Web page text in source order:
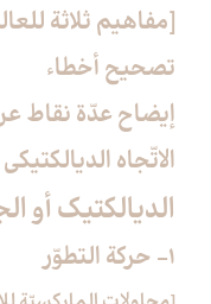
[مفاهيم ثلاثة
تصحيح أخطاء
إيضاح عدّة نقاط
الاتّجاه
الديالكتيك أو
1- حركة التطوّر